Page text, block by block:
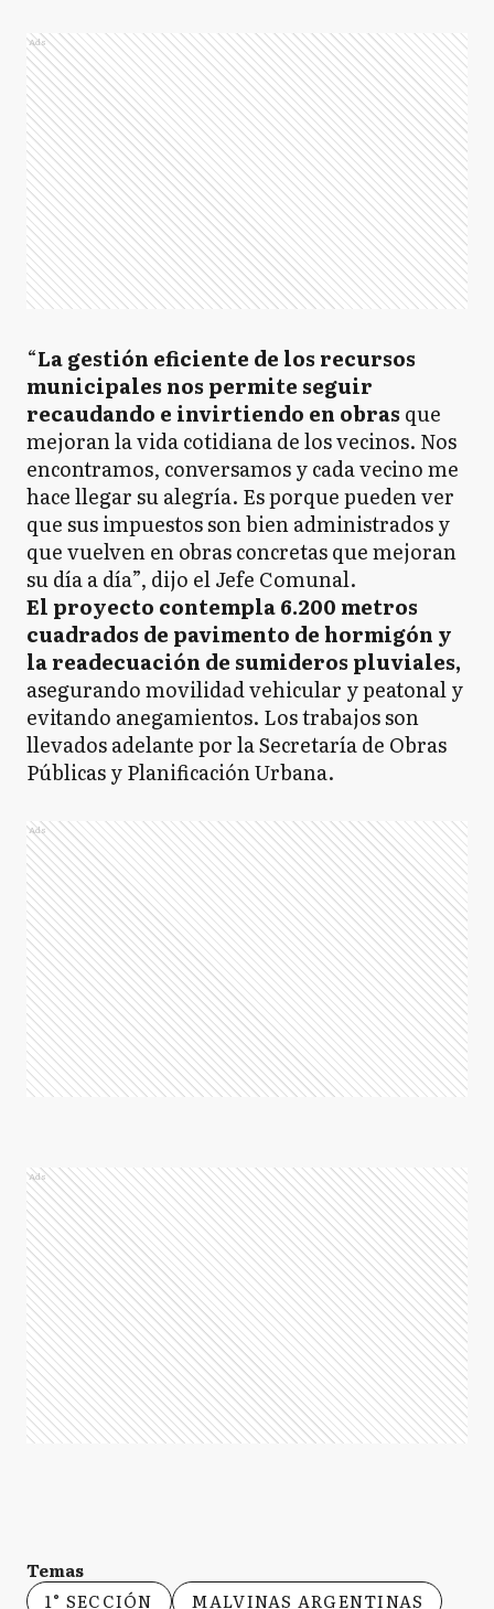
Ads
“La gestión eficiente de los recursos
municipales nos permite seguir
recaudando e invirtiendo en obras que
mejoran la vida cotidiana de los vecinos. Nos
encontramos, conversamos y cada vecino me
hace llegar su alegría. Es porque pueden ver
que sus impuestos son bien administrados y
que vuelven en obras concretas que mejoran
su día a día”, dijo el Jefe Comunal.
El proyecto contempla 6.200 metros
cuadrados de pavimento de hormigón y
la readecuación de sumideros pluviales,
asegurando movilidad vehicular y peatonal y
evitando anegamientos. Los trabajos son
llevados adelante por la Secretaría de Obras
Públicas y Planificación Urbana.
Ads
Ads
Temas
1° SECCIÓN
MALVINAS ARGENTINAS